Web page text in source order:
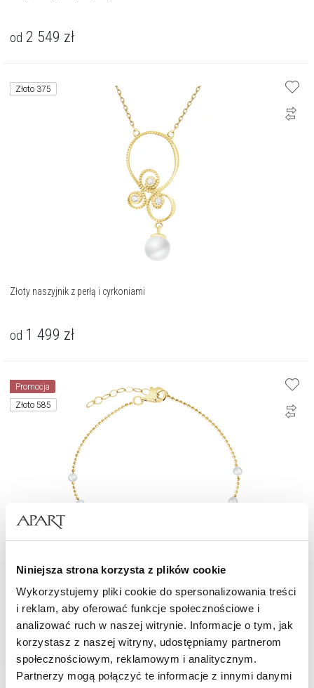
Niniejsza strona korzysta z plików cookie
Wykorzystujemy pliki cookie do spersonalizowania treści
i reklam, aby oferować funkcje społecznościowe i
analizować ruch w naszej witrynie. Informacje o tym, jak
korzystasz z naszej witryny, udostępniamy partnerom
społecznościowym, reklamowym i analitycznym.
Partnerzy mogą połączyć te informacje z innymi danymi
od 2 549 zł
Złoto 375
Złoty naszyjnik z perłą i cyrkoniami
od 1 499 zł
Promocja
Złoto 585
Złota bransoletka z perłami
1 644,30 zł
Najniższa cena:2 349zł (-30%)